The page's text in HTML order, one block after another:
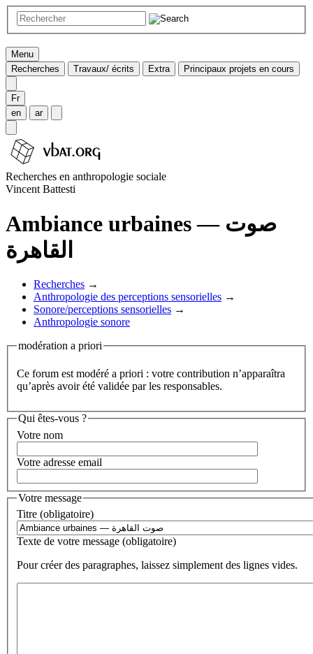
Menu
Recherches
Travaux/ écrits Extra Principaux projets en cours
Fr
en
ar
Recherches en anthropologie sociale
Vincent Battesti
Ambiance urbaines — صوت
القاهرة
Recherches →
Anthropologie des perceptions sensorielles →
Sonore/perceptions sensorielles →
Anthropologie sonore
modération a priori
Ce forum est modéré a priori : votre contribution n’apparaîtra
qu’après avoir été validée par les responsables.
Qui êtes-vous ?
Votre nom
Votre adresse email
Votre message
Titre (obligatoire)
Texte de votre message (obligatoire)
Pour créer des paragraphes, laissez simplement des lignes vides.